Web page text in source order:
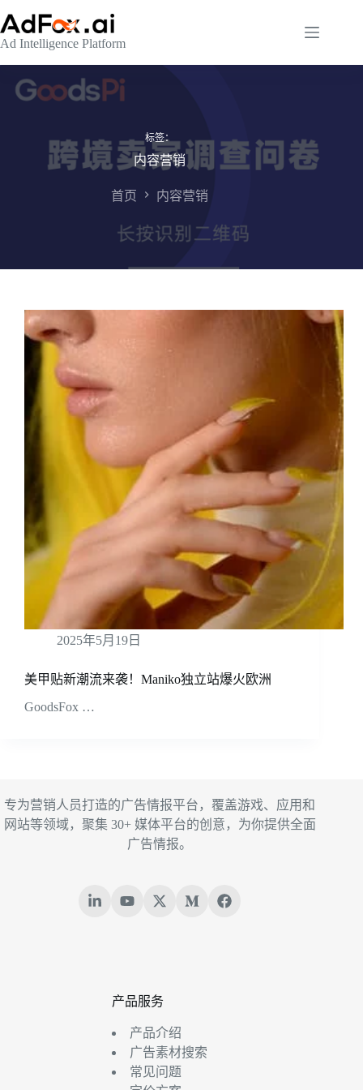
至
内
容
Ad Intelligence Platform
标签：
内容营销
首页 内容营销
2025年5月19日
美甲贴新潮流来袭！Maniko独立站爆火欧洲
GoodsFox …
专为营销人员打造的广告情报平台，覆盖游戏、应用和
网站等领域，聚集 30+ 媒体平台的创意，为你提供全面
广告情报。
产品服务
产品介绍
广告素材搜索
常见问题